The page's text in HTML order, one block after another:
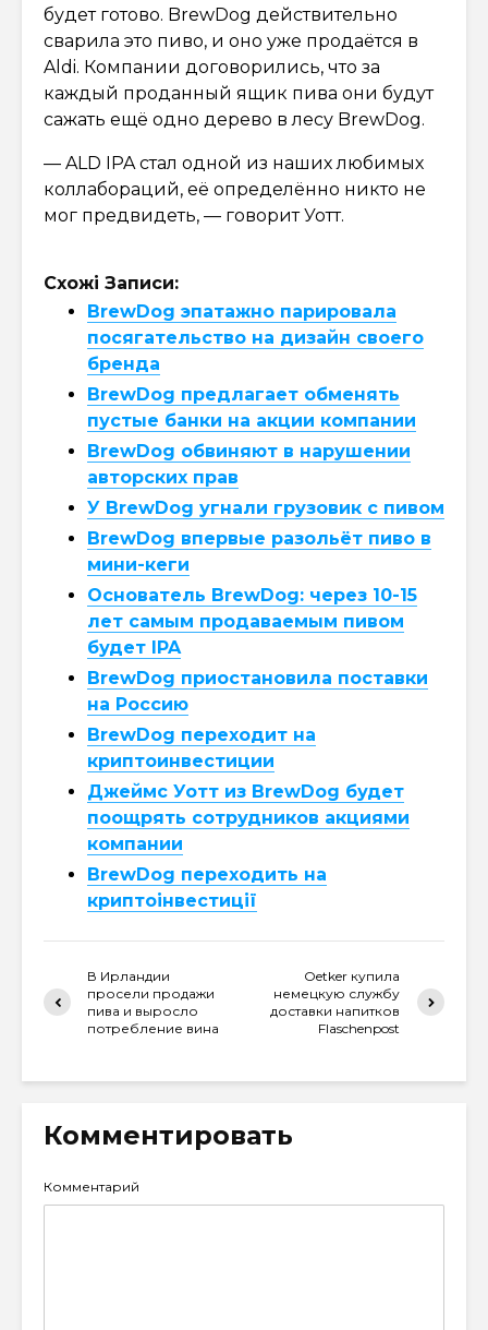
будет готово. BrewDog действительно
сварила это пиво, и оно уже продаётся в
Aldi. Компании договорились, что за
каждый проданный ящик пива они будут
сажать ещё одно дерево в лесу BrewDog.
— ALD IPA стал одной из наших любимых
коллабораций, её определённо никто не
мог предвидеть, — говорит Уотт.
Схожі Записи:
BrewDog эпатажно парировала
посягательство на дизайн своего
бренда
BrewDog предлагает обменять
пустые банки на акции компании
BrewDog обвиняют в нарушении
авторских прав
У BrewDog угнали грузовик с пивом
BrewDog впервые разольёт пиво в
мини-кеги
Основатель BrewDog: через 10-15
лет самым продаваемым пивом
будет IPA
BrewDog приостановила поставки
на Россию
BrewDog переходит на
криптоинвестиции
Джеймс Уотт из BrewDog будет
поощрять сотрудников акциями
компании
BrewDog переходить на
криптоінвестиції
В Ирландии
просели продажи
пива и выросло
потребление вина
Oetker купила
немецкую службу
доставки напитков
Flaschenpost
Комментировать
Комментарий